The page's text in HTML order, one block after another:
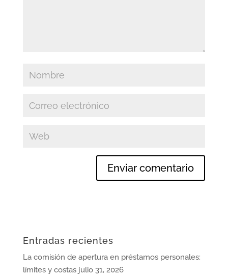
Entradas recientes
La comisión de apertura en préstamos personales:
límites y costas julio 31, 2026